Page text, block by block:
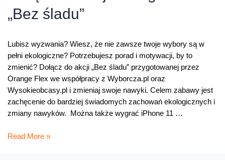
„Bez śladu”
Lubisz wyzwania? Wiesz, że nie zawsze twoje wybory są w
pełni ekologiczne? Potrzebujesz porad i motywacji, by to
zmienić? Dołącz do akcji „Bez śladu” przygotowanej przez
Orange Flex we współpracy z Wyborcza.pl oraz
Wysokieobcasy.pl i zmieniaj swoje nawyki. Celem zabawy jest
zachęcenie do bardziej świadomych zachowań ekologicznych i
zmiany nawyków. Można także wygrać iPhone 11 …
Dołącz
Read More »